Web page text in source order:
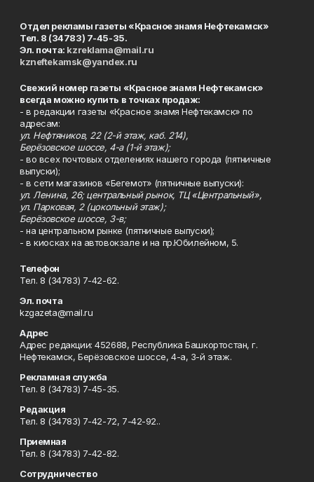
Отдел рекламы газеты «Красное знамя Нефтекамск»
Тел. 8 (34783) 7-45-35.
Эл. почта: kzreklama@mail.ru
kzneftekamsk@yandex.ru
Свежий номер газеты «Красное знамя Нефтекамск»
всегда можно купить в точках продаж:
- в редакции газеты «Красное знамя Нефтекамск» по
адресам:
ул. Нефтяников, 22 (2-й этаж, каб. 214),
Берёзовское шоссе, 4-а (1-й этаж);
- во всех почтовых отделениях нашего города (пятничные
выпуски);
- в сети магазинов «Бегемот» (пятничные выпуски):
ул. Ленина, 26; центральный рынок, ТЦ «Центральный»,
ул. Парковая, 2 (цокольный этаж);
Берёзовское шоссе, 3-в;
- на центральном рынке (пятничные выпуски);
- в киосках на автовокзале и на пр.Юбилейном, 5.
Телефон
Тел. 8 (34783) 7-42-62.
Эл. почта
kzgazeta@mail.ru
Адрес
Адрес редакции: 452688, Республика Башкортостан, г.
Нефтекамск, Берёзовское шоссе, 4-а, 3-й этаж.
Рекламная служба
Тел. 8 (34783) 7-45-35.
Редакция
Тел. 8 (34783) 7-42-72, 7-42-92..
Приемная
Тел. 8 (34783) 7-42-82.
Сотрудничество